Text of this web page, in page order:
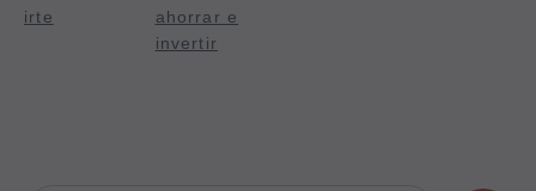
irte
ahorrar e
invertir